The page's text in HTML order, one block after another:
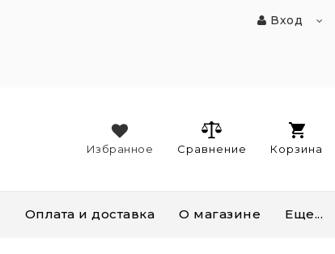
Вход
Корзина
Сравнение
Избранное
Оплата и доставка О магазине Еще...